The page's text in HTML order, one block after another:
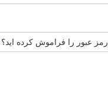
رمز عبور را فراموش کرده اید؟